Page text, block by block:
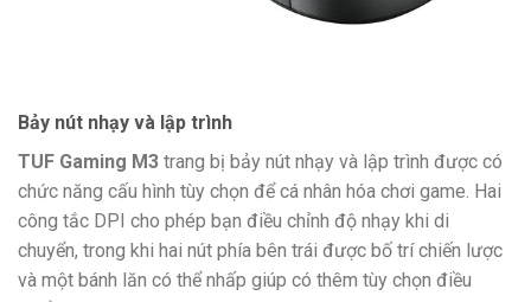
Bảy nút nhạy và lập trình
TUF Gaming M3 trang bị bảy nút nhạy và lập trình được có
chức năng cấu hình tùy chọn để cá nhân hóa chơi game. Hai
công tắc DPI cho phép bạn điều chỉnh độ nhạy khi di
chuyển, trong khi hai nút phía bên trái được bố trí chiến lược
và một bánh lăn có thể nhấp giúp có thêm tùy chọn điều